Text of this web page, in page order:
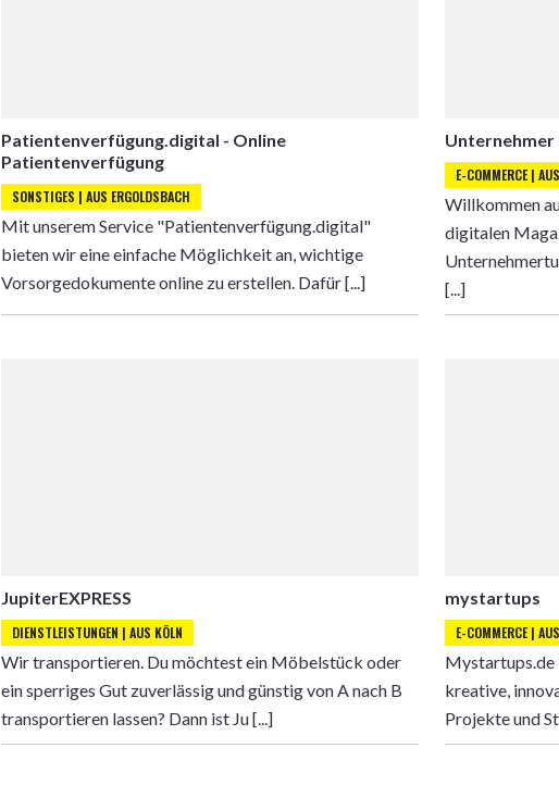
Patientenverfügung.digital - Online
Patientenverfügung
SONSTIGES | AUS ERGOLDSBACH
Mit unserem Service "Patientenverfügung.digital"
bieten wir eine einfache Möglichkeit an, wichtige
Vorsorgedokumente online zu erstellen. Dafür [...]
Unternehmer
E-COMMERCE |
Willkommen
digitalen
[...]
JupiterEXPRESS
DIENSTLEISTUNGEN | AUS KÖLN
Wir transportieren. Du möchtest ein Möbelstück oder
ein sperriges Gut zuverlässig und günstig von A nach B
transportieren lassen? Dann ist Ju [...]
mystartups
E-COMMERCE |
Mystartups.de
kreative,
Projekte und